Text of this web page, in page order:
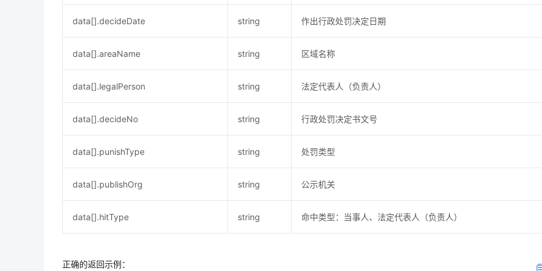
data[].decideDate string 作出行政处罚决定日期
data[].areaName string 区域名称
data[].legalPerson string 法定代表人（负责人）
data[].decideNo string 行政处罚决定书文号
data[].punishType string 处罚类型
data[].publishOrg string 公示机关
data[].hitType string 命中类型：当事人、法定代表人（负责人）
正确的返回示例：